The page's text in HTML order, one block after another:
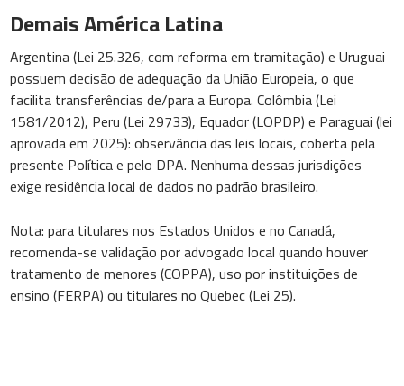
Demais América Latina
Argentina (Lei 25.326, com reforma em tramitação) e Uruguai
possuem decisão de adequação da União Europeia, o que
facilita transferências de/para a Europa. Colômbia (Lei
1581/2012), Peru (Lei 29733), Equador (LOPDP) e Paraguai (lei
aprovada em 2025): observância das leis locais, coberta pela
presente Política e pelo DPA. Nenhuma dessas jurisdições
exige residência local de dados no padrão brasileiro.
Nota: para titulares nos Estados Unidos e no Canadá,
recomenda-se validação por advogado local quando houver
tratamento de menores (COPPA), uso por instituições de
ensino (FERPA) ou titulares no Quebec (Lei 25).